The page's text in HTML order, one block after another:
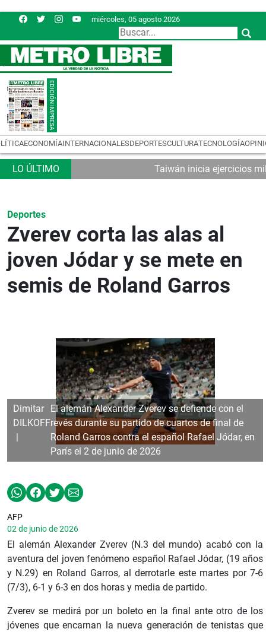
miércoles, 05 agosto 2026
ECONOMÍAINTERNACIONALESDEPORTESCULTURATECNOLOGÍA
Taiwán inicia ejercicios
Deportes
Zverev corta las alas al
joven Jódar y se mete en
semis de Roland Garros
El alemán Alexander Zverev se defiende con el
revés durante su partido de cuartos de final de
Roland Garros contra el español Rafael Jódar, en
París el 2 de junio de 2026
Dimitar
DILKOFF
AFP
02 de junio de 2026
El alemán Alexander Zverev (N.3 del mundo) acabó con la
aventura del joven fenómeno español Rafael Jódar, (19 años
y N.29) en Roland Garros, al derrotarle este martes por 7-6
(7/3), 6-1 y 6-3 en dos horas y media de partido.
Zverev se medirá por un boleto en la final ante otro de los
jóvenes que encarnan la nueva generación de tenistas que